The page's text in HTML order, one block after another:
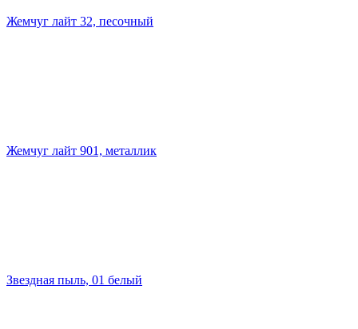
Жемчуг лайт 32, песочный
Жемчуг лайт 901, металлик
Звездная пыль, 01 белый